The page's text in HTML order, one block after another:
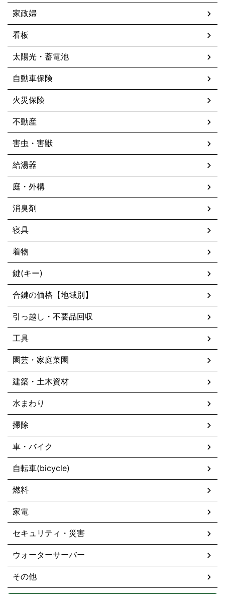
家政婦
看板
太陽光・蓄電池
自動車保険
火災保険
不動産
害虫・害獣
給湯器
庭・外構
消臭剤
寝具
着物
鍵(キー)
合鍵の価格【地域別】
引っ越し・不要品回収
工具
園芸・家庭菜園
建築・土木資材
水まわり
掃除
車・バイク
自転車(bicycle)
燃料
家電
セキュリティ・災害
ウォーターサーバー
その他